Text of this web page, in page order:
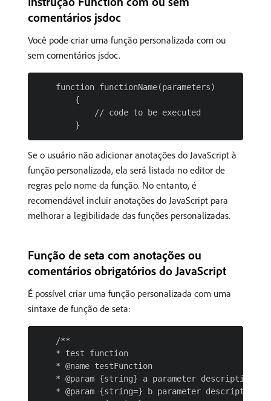
comentários jsdoc
Você pode criar uma função personalizada com ou
sem comentários jsdoc.
    function functionName(parameters)
        {
            // code to be executed
Se o usuário não adicionar anotações do JavaScript à
função personalizada, ela será listada no editor de
regras pelo nome da função. No entanto, é
recomendável incluir anotações do JavaScript para
melhorar a legibilidade das funções personalizadas.
Função de seta com anotações ou
comentários obrigatórios do JavaScript
É possível criar uma função personalizada com uma
sintaxe de função de seta:
    /**
    * test function
    * @name testFunction
    * @param {string} a parameter description
    * @param {string=} b parameter description